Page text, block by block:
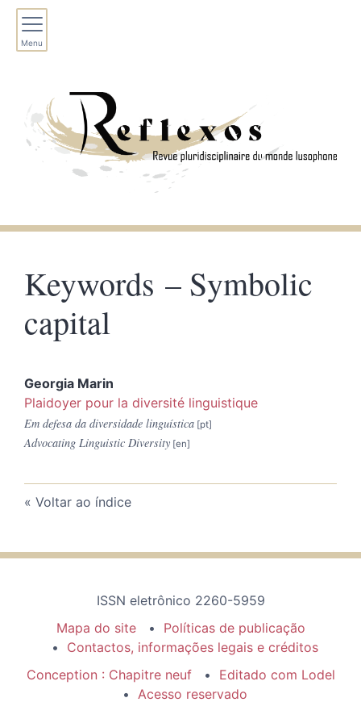
Menu
Keywords – Symbolic
capital
Georgia Marin
Plaidoyer pour la diversité linguistique
Em defesa da diversidade linguística
Advocating Linguistic Diversity
Voltar ao índice
ISSN eletrônico 2260-5959
Mapa do site
Políticas de publicação
Contactos, informações legais e créditos
Conception : Chapitre neuf
Editado com Lodel
Acesso reservado